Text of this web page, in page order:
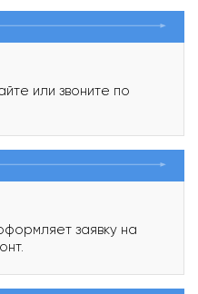
или звоните по
заявку на